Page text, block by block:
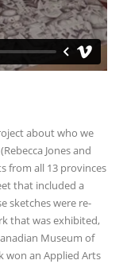
about who we
Jones and
from all 13 provinces
that included a
sketches were re-
that was exhibited,
Museum of
won an Applied Arts